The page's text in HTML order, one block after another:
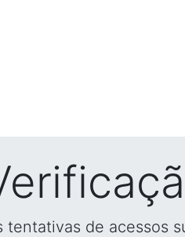
tentativas de acessos